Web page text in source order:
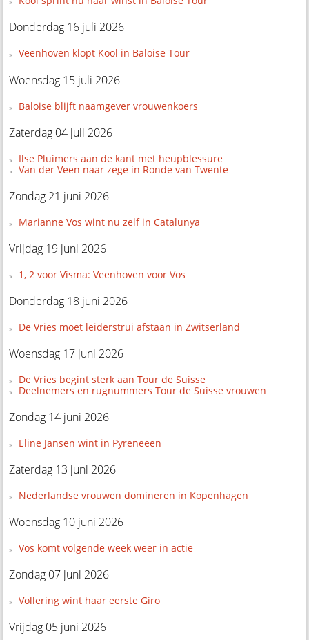
Donderdag 16 juli 2026
Veenhoven klopt Kool in Baloise Tour
Woensdag 15 juli 2026
Baloise blijft naamgever vrouwenkoers
Zaterdag 04 juli 2026
Ilse Pluimers aan de kant met heupblessure
Van der Veen naar zege in Ronde van Twente
Zondag 21 juni 2026
Marianne Vos wint nu zelf in Catalunya
Vrijdag 19 juni 2026
1, 2 voor Visma: Veenhoven voor Vos
Donderdag 18 juni 2026
De Vries moet leiderstrui afstaan in Zwitserland
Woensdag 17 juni 2026
De Vries begint sterk aan Tour de Suisse
Deelnemers en rugnummers Tour de Suisse vrouwen
Zondag 14 juni 2026
Eline Jansen wint in Pyreneeën
Zaterdag 13 juni 2026
Nederlandse vrouwen domineren in Kopenhagen
Woensdag 10 juni 2026
Vos komt volgende week weer in actie
Zondag 07 juni 2026
Vollering wint haar eerste Giro
Vrijdag 05 juni 2026